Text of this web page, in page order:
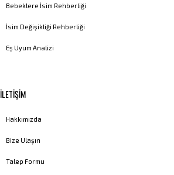
Bebeklere İsim Rehberliği
İsim Değişikliği Rehberliği
Eş Uyum Analizi
İLETİŞİM
Hakkımızda
Bize Ulaşın
Talep Formu